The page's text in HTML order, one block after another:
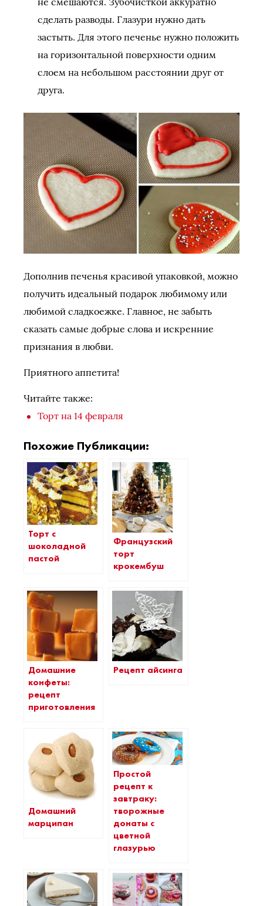
сделать разводы. Глазури нужно дать
застыть. Для этого печенье нужно положить
на горизонтальной поверхности одним
слоем на небольшом расстоянии друг от
друга.
Дополнив печенья красивой упаковкой, можно
получить идеальный подарок любимому или
любимой сладкоежке. Главное, не забыть
сказать самые добрые слова и искренние
признания в любви.
Приятного аппетита!
Читайте также:
Торт на 14 февраля
Похожие Публикации:
Торт с
шоколадной
пастой
Французский
торт
крокембуш
Домашние
конфеты:
рецепт
приготовления
Рецепт айсинга
Домашний
марципан
Простой
рецепт к
завтраку:
творожные
донаты с
цветной
глазурью